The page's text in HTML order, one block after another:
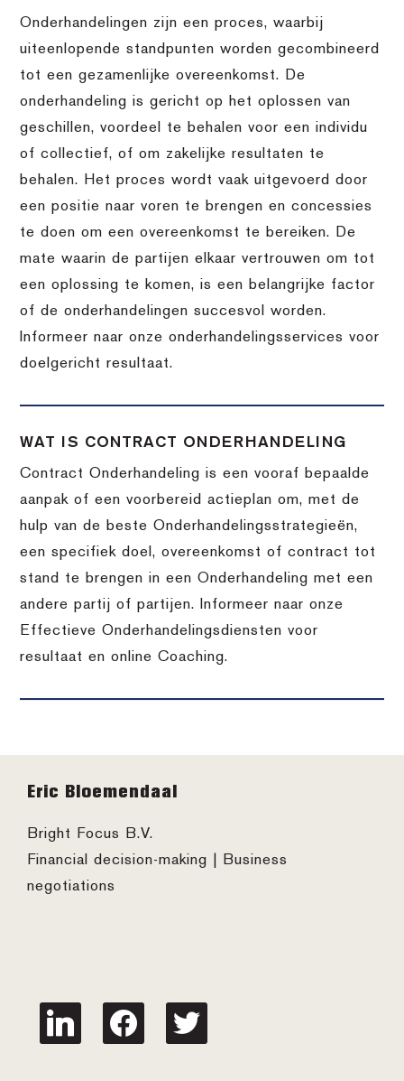
Onderhandelingen zijn een proces, waarbij
uiteenlopende standpunten worden gecombineerd
tot een gezamenlijke overeenkomst. De
onderhandeling is gericht op het oplossen van
geschillen, voordeel te behalen voor een individu
of collectief, of om zakelijke resultaten te
behalen. Het proces wordt vaak uitgevoerd door
een positie naar voren te brengen en concessies
te doen om een overeenkomst te bereiken. De
mate waarin de partijen elkaar vertrouwen om tot
een oplossing te komen, is een belangrijke factor
of de onderhandelingen succesvol worden.
Informeer naar onze onderhandelingsservices voor
doelgericht resultaat.
WAT IS CONTRACT ONDERHANDELING
Contract Onderhandeling is een vooraf bepaalde
aanpak of een voorbereid actieplan om, met de
hulp van de beste Onderhandelingsstrategieën,
een specifiek doel, overeenkomst of contract tot
stand te brengen in een Onderhandeling met een
andere partij of partijen. Informeer naar onze
Effectieve Onderhandelingsdiensten voor
resultaat en online Coaching.
Footer
Eric Bloemendaal
Bright Focus B.V.
Financial decision-making | Business
negotiations
linkedin facebook twitter